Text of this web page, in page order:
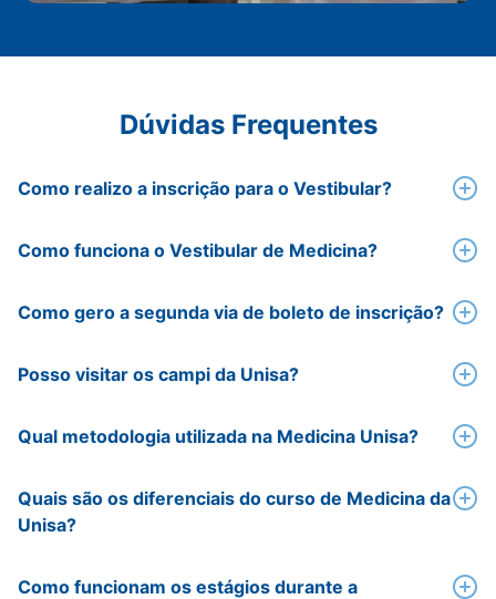
Dúvidas Frequentes
Como realizo a inscrição para o Vestibular?
Como funciona o Vestibular de Medicina?
Como gero a segunda via de boleto de inscrição?
Posso visitar os campi da Unisa?
Qual metodologia utilizada na Medicina Unisa?
Quais são os diferenciais do curso de Medicina da
Unisa?
Como funcionam os estágios durante a